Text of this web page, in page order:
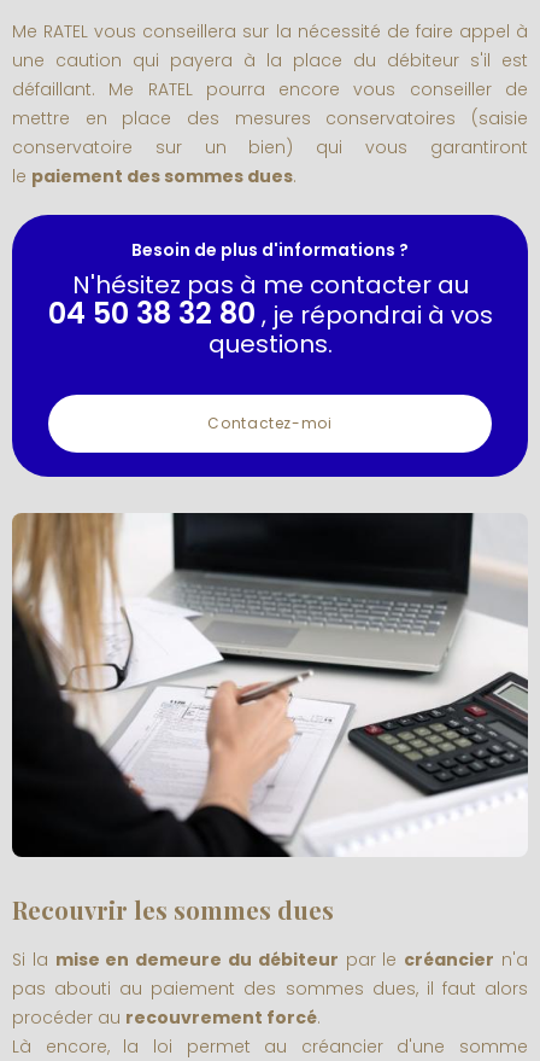
Me RATEL vous conseillera sur la nécessité de faire appel à
une caution qui payera à la place du débiteur s'il est
défaillant. Me RATEL pourra encore vous conseiller de
mettre en place des mesures conservatoires (saisie
conservatoire sur un bien) qui vous garantiront
le paiement des sommes dues.
Besoin de plus d'informations ?
N'hésitez pas à me contacter au
04 50 38 32 80 , je répondrai à vos
questions.
Contactez-moi
Recouvrir les sommes dues
Si la mise en demeure du débiteur par le créancier n'a
pas abouti au paiement des sommes dues, il faut alors
procéder au recouvrement forcé.
Là encore, la loi permet au créancier d'une somme